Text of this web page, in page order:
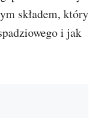
składem, który
i jak